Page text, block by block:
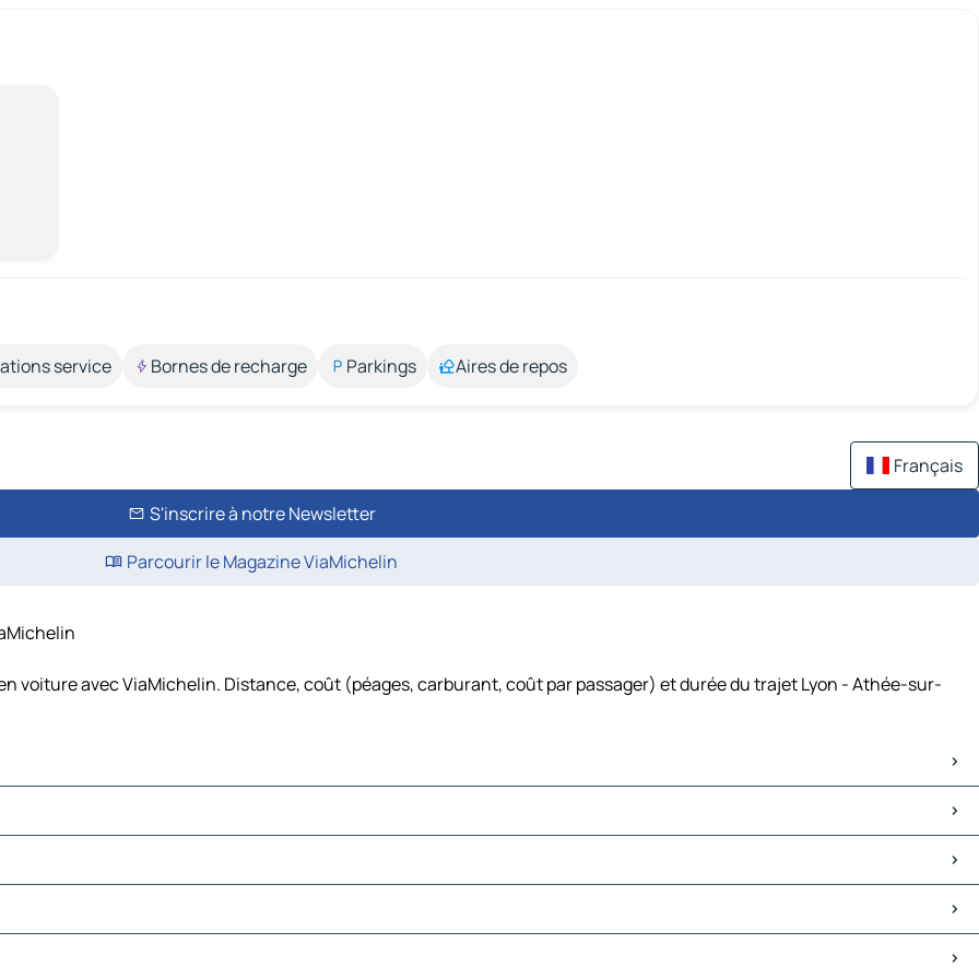
service Bornes de recharge Parkings Aires de repos
Français
S'inscrire à notre Newsletter
Parcourir le Magazine ViaMichelin
voiture avec ViaMichelin. Distance, coût (péages, carburant, coût par passager) et durée du trajet Lyon - Athée-sur-